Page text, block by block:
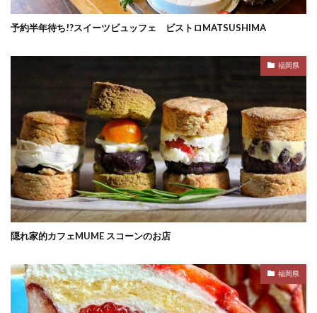
予約半年待ち!?スイーツビュッフェ ビストロMATSUSHIMA
福岡県
隠れ家的カフェMUME スコーンのお店
福岡県